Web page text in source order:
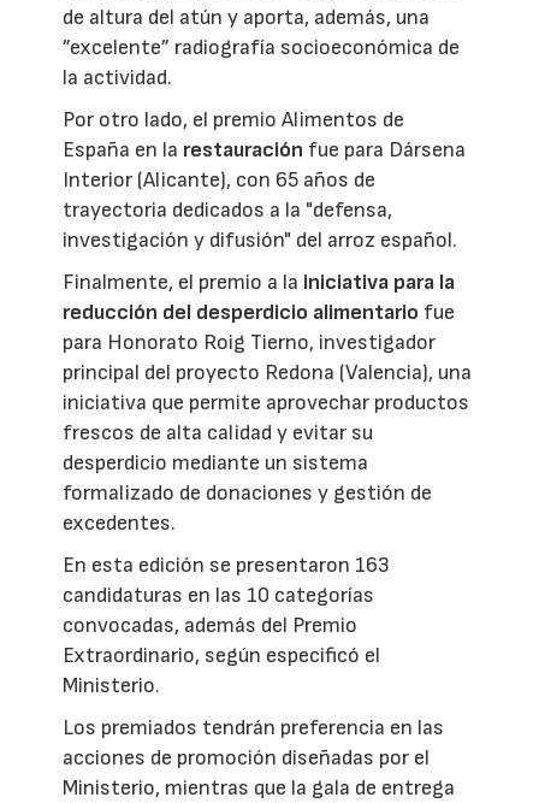
de altura del atún y aporta, además, una
”excelente” radiografía socioeconómica de
la actividad.
Por otro lado, el premio Alimentos de
España en la restauración fue para Dársena
Interior (Alicante), con 65 años de
trayectoria dedicados a la "defensa,
investigación y difusión" del arroz español.
Finalmente, el premio a la iniciativa para la
reducción del desperdicio alimentario fue
para Honorato Roig Tierno, investigador
principal del proyecto Redona (Valencia), una
iniciativa que permite aprovechar productos
frescos de alta calidad y evitar su
desperdicio mediante un sistema
formalizado de donaciones y gestión de
excedentes.
En esta edición se presentaron 163
candidaturas en las 10 categorías
convocadas, además del Premio
Extraordinario, según especificó el
Ministerio.
Los premiados tendrán preferencia en las
acciones de promoción diseñadas por el
Ministerio, mientras que la gala de entrega